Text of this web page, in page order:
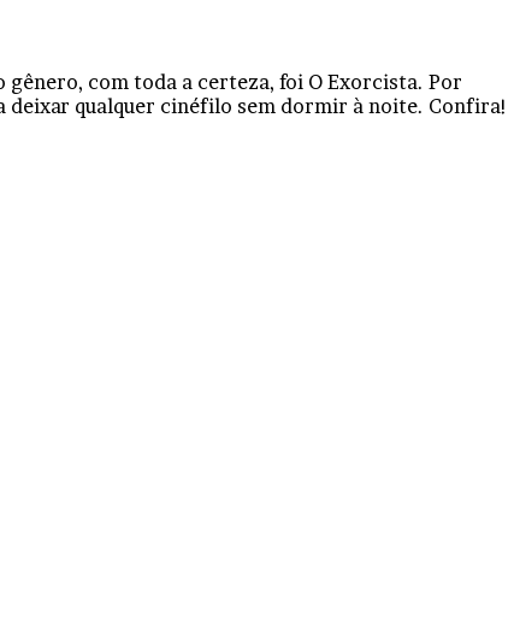
gênero, com toda a certeza, foi O Exorcista. Por
deixar qualquer cinéfilo sem dormir à noite. Confira!